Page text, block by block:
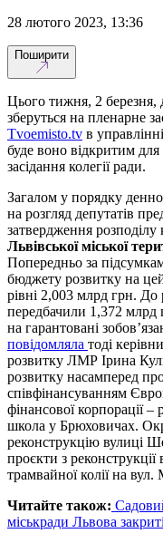
28 лютого 2023, 13:36
Поширити
Цього тижня, 2 березня,
зберуться на пленарне
Tvoemisto.tv в
буде воно відкритим для
засідання колегії ради.
Загалом у порядку
на розгляд депутатів
затвердження розподілу
Львівської міської
Попередньо за
бюджету розвитку на
рівні 2,003 млрд грн. До
передбачили 1,372 млрд
на гарантовані
повідомляла тоді
розвитку ЛМР Ірина
розвитку насамперед
співфінансуванням
фінансової корпорації –
школа у Брюховичах.
реконструкцію вулиці
проєкти з
трамвайної колії на
Читайте також:
міськради Львова закриті